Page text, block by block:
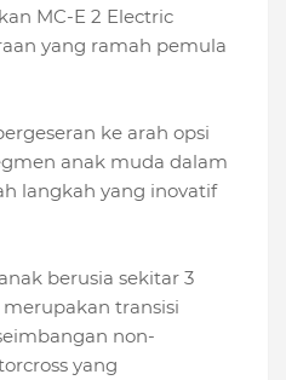
MC-E 2 Electric
yang ramah pemula
ke arah opsi
anak muda dalam
langkah yang inovatif
berusia sekitar 3
transisi
non-
yang